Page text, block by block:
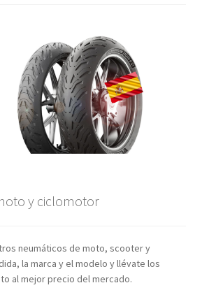
y ciclomotor
neumáticos de moto, scooter y
la marca y el modelo y llévate los
al mejor precio del mercado.